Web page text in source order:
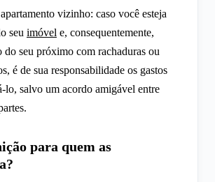
vizinho: caso você esteja
seu imóvel e, consequentemente,
do seu próximo com rachaduras ou
é de sua responsabilidade os gastos
lo, salvo um acordo amigável entre
para quem as